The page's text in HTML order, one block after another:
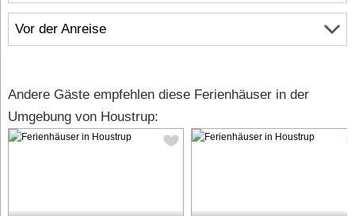
Vor der Anreise
Andere Gäste empfehlen diese Ferienhäuser in der
Umgebung von Houstrup: